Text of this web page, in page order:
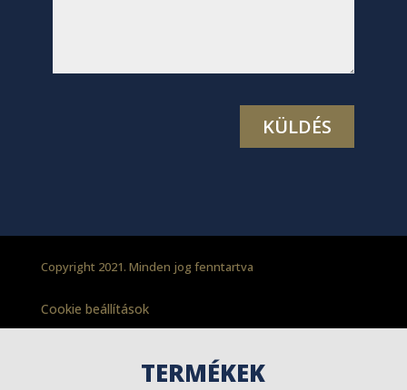
Copyright 2021. Minden jog fenntartva
Cookie beállítások
TERMÉKEK